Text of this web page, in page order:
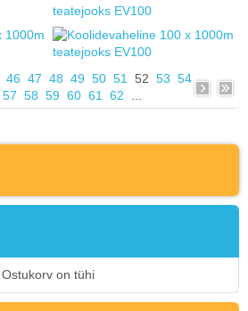
46 47 48 49 50 51 52 53 54
57 58 59 60 61 62
Ostukorv on tühi